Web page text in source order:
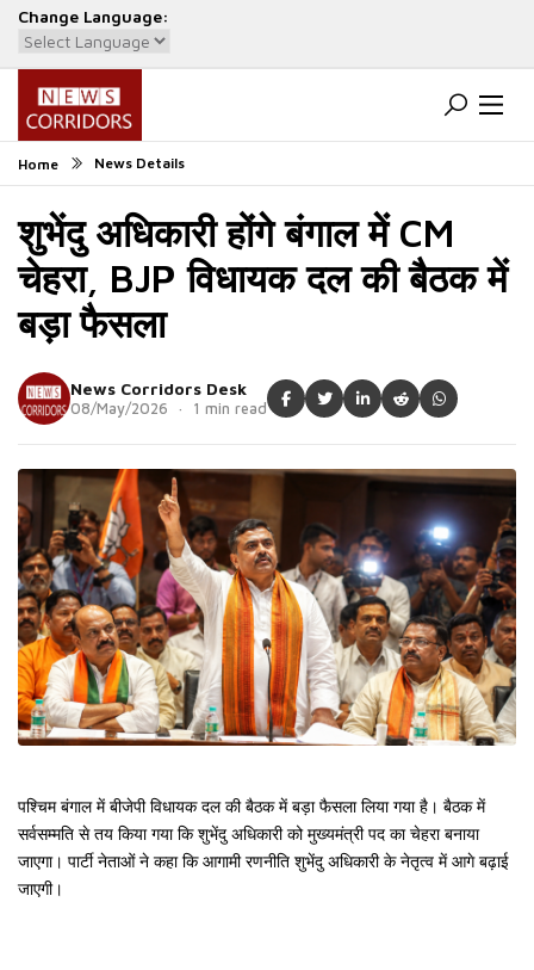
Change Language:
Powered by Translate
Home News Details
शुभेंदु अधिकारी होंगे बंगाल में CM
चेहरा, BJP विधायक दल की बैठक में
बड़ा फैसला
News Corridors Desk
08/May/2026 · 1 min read
पश्चिम बंगाल में बीजेपी विधायक दल की बैठक में बड़ा फैसला लिया गया है। बैठक में
सर्वसम्मति से तय किया गया कि शुभेंदु अधिकारी को मुख्यमंत्री पद का चेहरा बनाया
जाएगा। पार्टी नेताओं ने कहा कि आगामी रणनीति शुभेंदु अधिकारी के नेतृत्व में आगे बढ़ाई
जाएगी।